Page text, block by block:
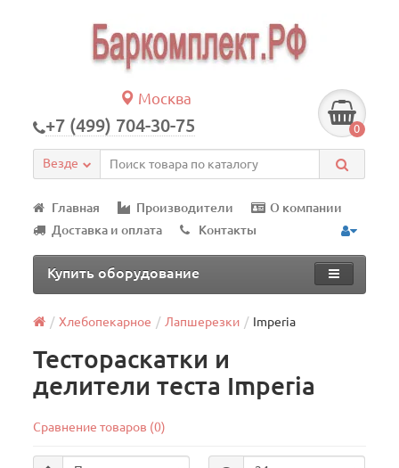
Москва
+7 (499) 704-30-75 0
Везде
Главная Производители
О компании
Доставка и оплата
Контакты
Купить оборудование
Хлебопекарное Лапшерезки Imperia
Тестораскатки и
делители теста Imperia
Сравнение товаров (0)